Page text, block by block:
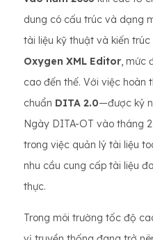
dung có cấu trúc và dạng
tài liệu kỹ thuật và kiến
Oxygen XML Editor, mức
cao đến thế. Với việc hoàn
chuẩn DITA 2.0—được kỷ
Ngày DITA-OT vào tháng
trong việc quản lý tài liệu
nhu cầu cung cấp tài liệu
thực.
Trong môi trường tốc độ